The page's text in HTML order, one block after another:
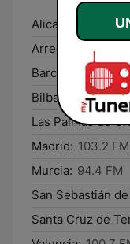
Alicante:
103.2
Arrecife:
94.1 FM
Barcelona: Online
Bilbao:
89.2 FM
Las Palmas de
Madrid: 103.2 FM
Murcia: 94.4 FM
San Sebastián
Santa Cruz de